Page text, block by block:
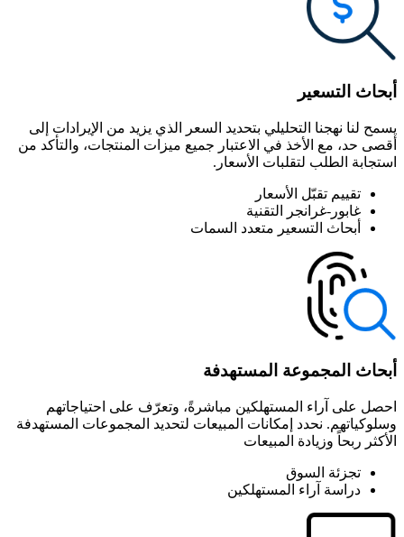
أبحاث التسعير
يسمح لنا نهجنا التحليلي بتحديد السعر الذي يزيد من الإيرادات إلى
أقصى حد، مع الأخذ في الاعتبار جميع ميزات المنتجات، والتأكد من
استجابة الطلب لتقلبات الأسعار.
تقييم تقبّل الأسعار
غابور-غرانجر التقنية
أبحاث التسعير متعدد السمات
أبحاث المجموعة المستهدفة
احصل على آراء المستهلكين مباشرةً، وتعرّف على احتياجاتهم
وسلوكياتهم. نحدد إمكانات المبيعات لتحديد المجموعات المستهدفة
الأكثر ربحاً وزيادة المبيعات
تجزئة السوق
دراسة آراء المستهلكين